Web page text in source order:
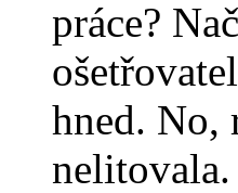
práce?
hned. No,